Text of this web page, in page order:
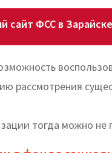
сайт ФСС в
рассмотрения
тогда можно не